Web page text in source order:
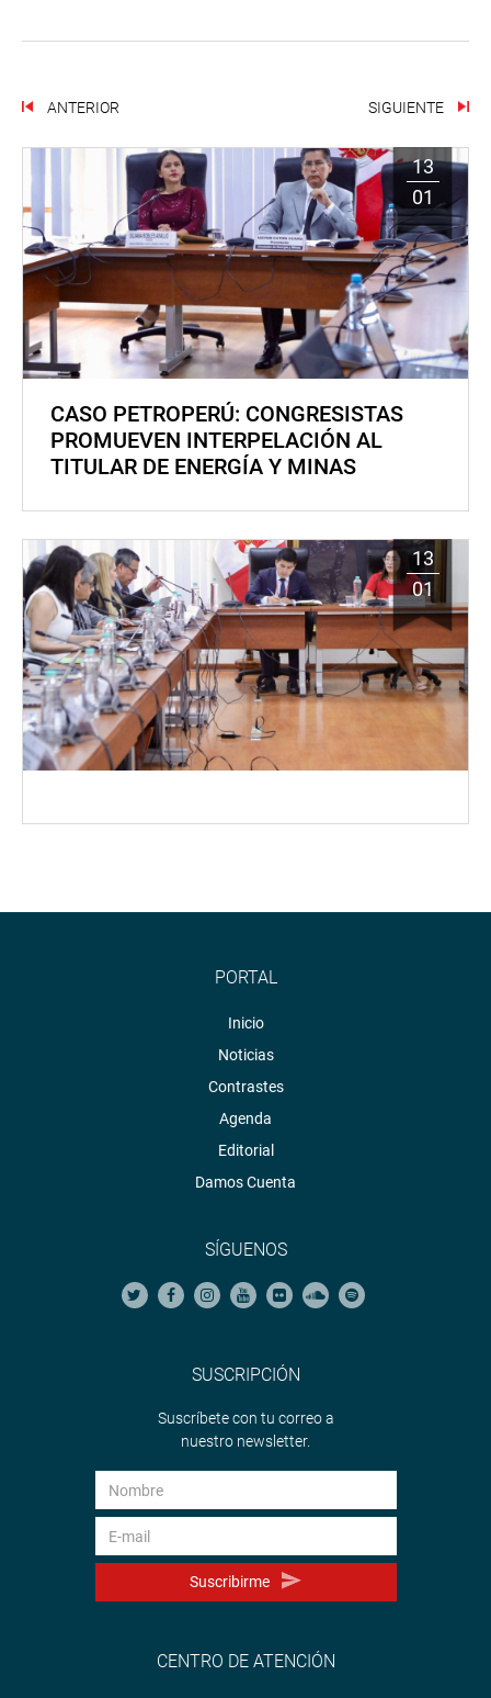
ANTERIOR SIGUIENTE
13
01
CASO PETROPERÚ: CONGRESISTAS
PROMUEVEN INTERPELACIÓN AL
TITULAR DE ENERGÍA Y MINAS
13
01
PORTAL
Inicio
Noticias
Contrastes
Agenda
Editorial
Damos Cuenta
SÍGUENOS
SUSCRIPCIÓN
Suscríbete con tu correo a
nuestro newsletter.
Suscribirme
CENTRO DE ATENCIÓN